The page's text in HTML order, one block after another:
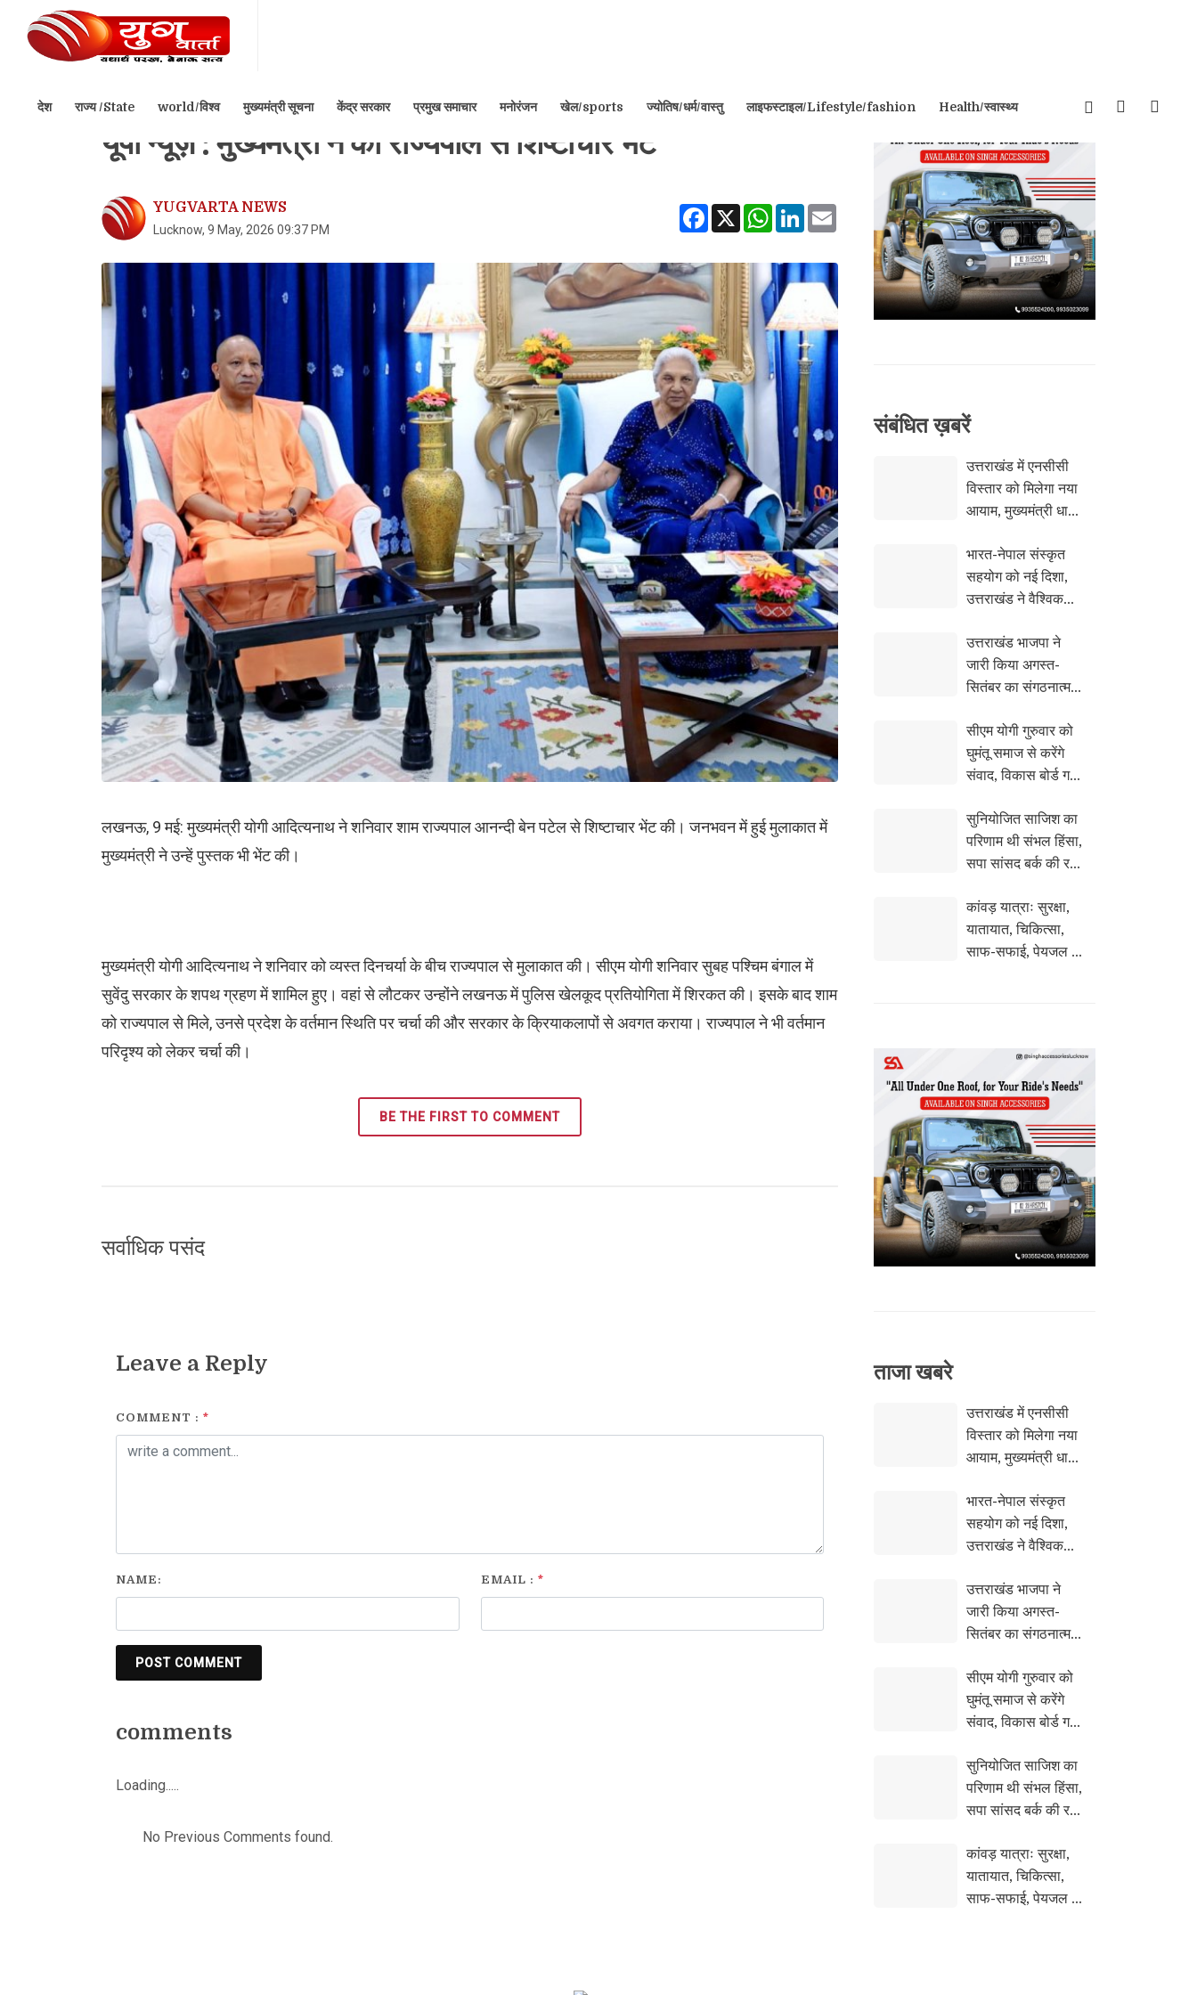
देश राज्य /State world/विश्व मुख्यमंत्री सूचना केंद्र सरकार प्रमुख समाचार मनोरंजन खेल/sports ज्योतिष/धर्म/वास्तु लाइफस्टाइल/Lifestyle/fashion Health/स्वास्थ्य
Home राज्य /State उत्तर प्रदेश
यूपी न्यूज़ : मुख्यमंत्री ने की राज्यपाल से शिष्टाचार भेंट
YUGVARTA NEWS
Lucknow, 9 May, 2026 09:37 PM
Facebook
X WhatsApp
LinkedIn
लखनऊ, 9 मई: मुख्यमंत्री योगी आदित्यनाथ ने शनिवार शाम राज्यपाल आनन्दी बेन पटेल से शिष्टाचार भेंट की। जनभवन में हुई मुलाकात में
मुख्यमंत्री ने उन्हें पुस्तक भी भेंट की।
मुख्यमंत्री योगी आदित्यनाथ ने शनिवार को व्यस्त दिनचर्या के बीच राज्यपाल से मुलाकात की। सीएम योगी शनिवार सुबह पश्चिम बंगाल में
सुवेंदु सरकार के शपथ ग्रहण में शामिल हुए। वहां से लौटकर उन्होंने लखनऊ में पुलिस खेलकूद प्रतियोगिता में शिरकत की। इसके बाद शाम
को राज्यपाल से मिले, उनसे प्रदेश के वर्तमान स्थिति पर चर्चा की और सरकार के क्रियाकलापों से अवगत कराया। राज्यपाल ने भी वर्तमान
परिदृश्य को लेकर चर्चा की।
BE THE FIRST TO COMMENT
सर्वाधिक पसंद
Leave a Reply
COMMENT : *
NAME: EMAIL : *
POST COMMENT
comments
Loading.....
No Previous Comments found.
संबंधि‍त ख़बरें
उत्तराखंड में एनसीसी
विस्तार को मिलेगा नया
आयाम, मुख्यमंत्री धामी
लेफ्टिनेंट जनरल वीरेन्द्र
वत्स
भारत-नेपाल संस्कृत
सहयोग को नई दिशा,
उत्तराखंड ने वैश्विक
किया नेतृत्व
उत्तराखंड भाजपा ने
जारी किया अगस्त-
सितंबर का संगठनात्मक
बूथ सशक्तिकरण तक
होंगे कई कार्यक्रम
सीएम योगी गुरुवार को
घुमंतू समाज से करेंगे
संवाद, विकास बोर्ड गठन
आभार
सुनियोजित साजिश का
परिणाम थी संभल हिंसा,
सपा सांसद बर्क की रही
कांवड़ यात्राः सुरक्षा,
यातायात, चिकित्सा,
साफ-सफाई, पेयजल व
ताजा खबरे
उत्तराखंड में एनसीसी
विस्तार को मिलेगा नया
आयाम, मुख्यमंत्री धामी
लेफ्टिनेंट जनरल वीरेन्द्र
वत्स
भारत-नेपाल संस्कृत
सहयोग को नई दिशा,
उत्तराखंड ने वैश्विक
किया नेतृत्व
उत्तराखंड भाजपा ने
जारी किया अगस्त-
सितंबर का संगठनात्मक
बूथ सशक्तिकरण तक
होंगे कई कार्यक्रम
सीएम योगी गुरुवार को
घुमंतू समाज से करेंगे
संवाद, विकास बोर्ड गठन
आभार
सुनियोजित साजिश का
परिणाम थी संभल हिंसा,
सपा सांसद बर्क की रही
कांवड़ यात्राः सुरक्षा,
यातायात, चिकित्सा,
साफ-सफाई, पेयजल व